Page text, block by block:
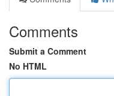
Comments
Submit a Comment
No HTML